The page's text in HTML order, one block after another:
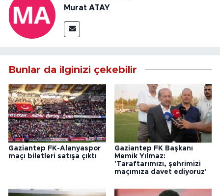
Murat ATAY
Bunlar da ilginizi çekebilir
Gaziantep FK-Alanyaspor
maçı biletleri satışa çıktı
Gaziantep FK Başkanı
Memik Yılmaz:
'Taraftarımızı, şehrimizi
maçımıza davet ediyoruz'